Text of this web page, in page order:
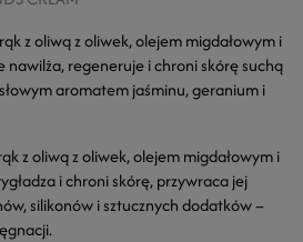
z oliwą z oliwek, olejem migdałowym i
nawilża, regeneruje i chroni skórę suchą
aromatem jaśminu, geranium i
z oliwą z oliwek, olejem migdałowym i
i chroni skórę, przywraca jej
silikonów i sztucznych dodatków –